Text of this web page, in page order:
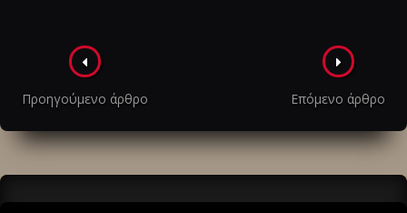
Πλοήγηση
στα
άρθρα
Προηγούμενο άρθρο Επόμενο άρθρο